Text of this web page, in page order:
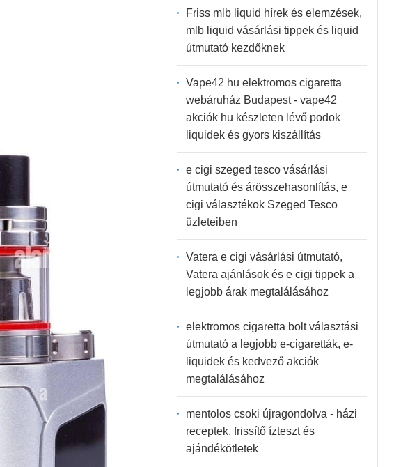
Friss mlb liquid hírek és elemzések,
mlb liquid vásárlási tippek és liquid
útmutató kezdőknek
Vape42 hu elektromos cigaretta
webáruház Budapest - vape42
akciók hu készleten lévő podok
liquidek és gyors kiszállítás
e cigi szeged tesco vásárlási
útmutató és árösszehasonlítás, e
cigi választékok Szeged Tesco
üzleteiben
Vatera e cigi vásárlási útmutató,
Vatera ajánlások és e cigi tippek a
legjobb árak megtalálásához
elektromos cigaretta bolt választási
útmutató a legjobb e-cigaretták, e-
liquidek és kedvező akciók
megtalálásához
mentolos csoki újragondolva - házi
receptek, frissítő ízteszt és
ajándékötletek